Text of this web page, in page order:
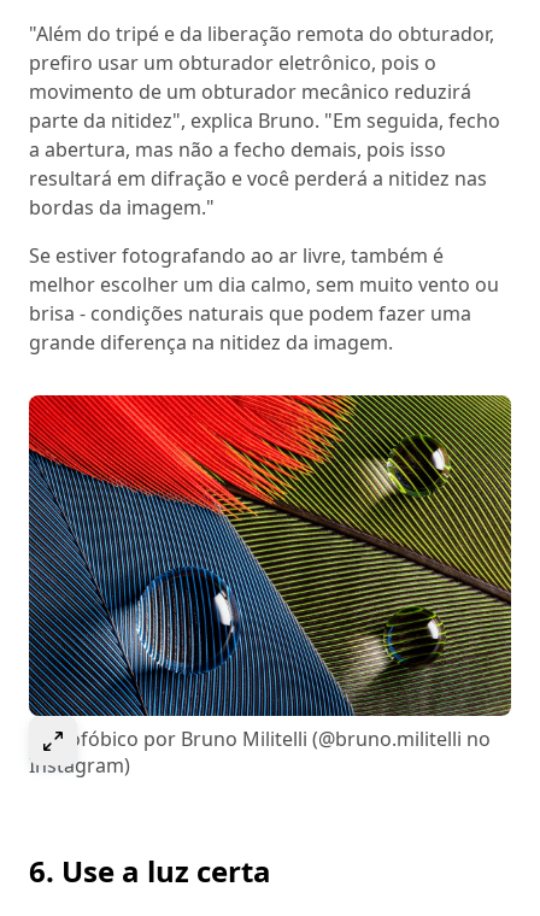
"Além do tripé e da liberação remota do obturador,
prefiro usar um obturador eletrônico, pois o
movimento de um obturador mecânico reduzirá
parte da nitidez", explica Bruno. "Em seguida, fecho
a abertura, mas não a fecho demais, pois isso
resultará em difração e você perderá a nitidez nas
bordas da imagem."
Se estiver fotografando ao ar livre, também é
melhor escolher um dia calmo, sem muito vento ou
brisa - condições naturais que podem fazer uma
grande diferença na nitidez da imagem.
Select to expand image
Hidrofóbico por Bruno Militelli (@bruno.militelli no
Instagram)
6. Use a luz certa